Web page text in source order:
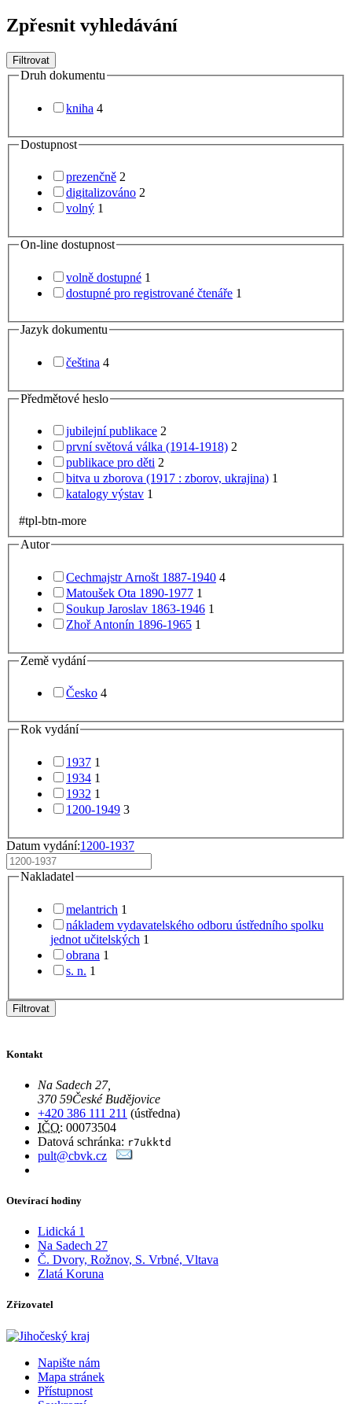
Zpřesnit vyhledávání
Filtrovat
Druh dokumentu
kniha 4
Dostupnost
prezenčně 2
digitalizováno 2
volný 1
On-line dostupnost
volně dostupné 1
dostupné pro registrované čtenáře 1
Jazyk dokumentu
čeština 4
Předmětové heslo
jubilejní publikace 2
první světová válka (1914-1918) 2
publikace pro děti 2
bitva u zborova (1917 : zborov, ukrajina) 1
katalogy výstav 1
#tpl-btn-more
Autor
Cechmajstr Arnošt 1887-1940 4
Matoušek Ota 1890-1977 1
Soukup Jaroslav 1863-1946 1
Zhoř Antonín 1896-1965 1
Země vydání
Česko 4
Rok vydání
1937 1
1934 1
1932 1
1200-1949 3
Datum vydání:1200-1937
Nakladatel
melantrich 1
nákladem vydavatelského odboru ústředního spolku
jednot učitelských 1
obrana 1
s. n. 1
Filtrovat
Kontakt
Na Sadech 27,
370 59České Budějovice
+420 386 111 211 (ústředna)
IČO: 00073504
Datová schránka: r7ukktd
pult@cbvk.cz
Otevírací hodiny
Lidická 1
Na Sadech 27
Č. Dvory, Rožnov, S. Vrbné, Vltava
Zlatá Koruna
Zřizovatel
Napište nám
Mapa stránek
Přístupnost